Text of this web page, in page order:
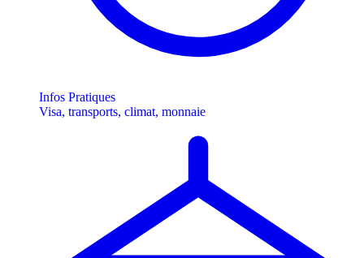
Infos Pratiques
Visa, transports, climat, monnaie